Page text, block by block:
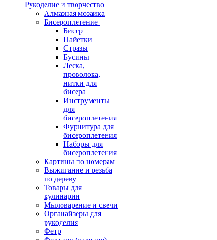
Рукоделие и творчество
Алмазная мозаика
Бисероплетение
Бисер
Пайетки
Стразы
Бусины
Леска,
проволока,
нитки для
бисера
Инструменты
для
бисероплетения
Фурнитура для
бисероплетения
Наборы для
бисероплетения
Картины по номерам
Выжигание и резьба
по дереву
Товары для
кулинарии
Мыловарение и свечи
Органайзеры для
рукоделия
Фетр